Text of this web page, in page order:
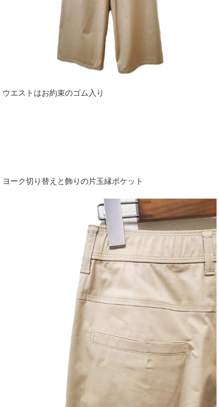
ウエストはお約束のゴム入り
ヨーク切り替えと飾りの片玉縁ポケット